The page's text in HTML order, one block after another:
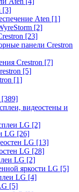
[3]
Aten [1]
[2]
[23]
панели Crestron
Crestron [7]
[5]
[1]
[389]
видеостены и
LG [2]
LG [26]
LG [13]
LG [28]
LG [2]
яркости LG [5]
LG [4]
[5]